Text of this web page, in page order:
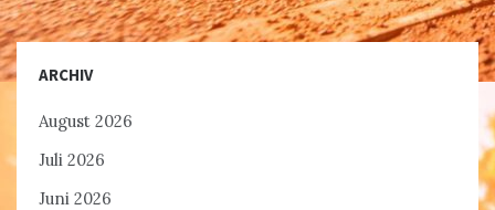
ARCHIV
August 2026
Juli 2026
Juni 2026